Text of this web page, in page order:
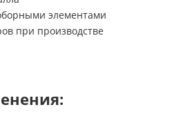
элементами
при производстве